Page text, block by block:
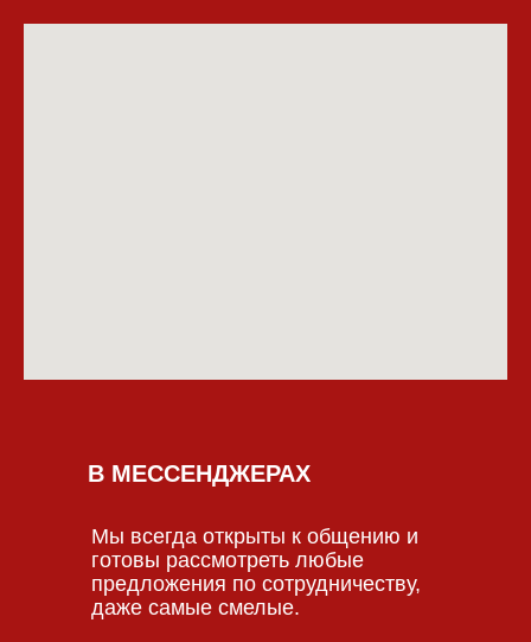
Мы всегда открыты к общению и
готовы рассмотреть любые
предложения по сотрудничеству,
даже самые смелые.
В МЕССЕНДЖЕРАХ